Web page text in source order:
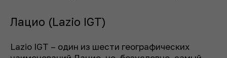
Лацио (Lazio IGT)
Lazio IGT – один из шести географических